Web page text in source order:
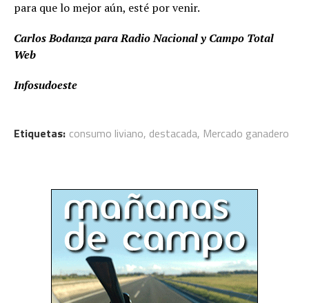
para que lo mejor aún, esté por venir.
Carlos Bodanza para Radio Nacional y Campo Total
Web
Infosudoeste
Etiquetas: consumo liviano, destacada, Mercado ganadero